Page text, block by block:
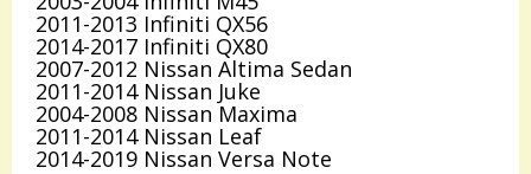
2011-2013 Infiniti QX56
2014-2017 Infiniti QX80
2007-2012 Nissan Altima Sedan
2011-2014 Nissan Juke
2004-2008 Nissan Maxima
2011-2014 Nissan Leaf
2014-2019 Nissan Versa Note